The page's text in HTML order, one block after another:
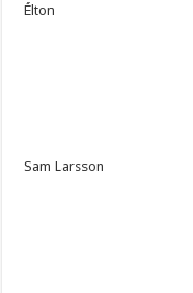
Élton
Sam Larsson